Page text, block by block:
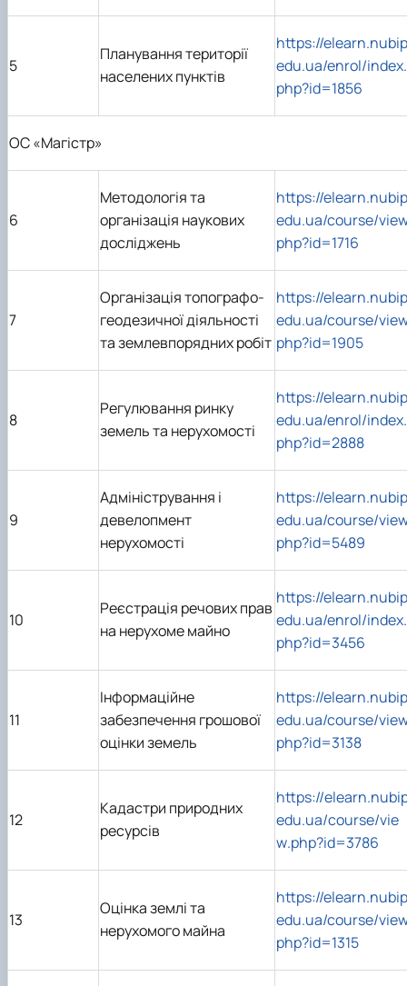
5
Планування території
населених пунктів
https://
edu.ua/enrol/index.
php?id=1856
ОС «Магістр»
6
Методологія та
організація наукових
досліджень
https://
edu.ua/course/
php?id=1716
7
Організація топографо-
геодезичної діяльності
та землевпорядних робіт
https://
edu.ua/course/
php?id=1905
8
Регулювання ринку
земель та нерухомості
https://
edu.ua/enrol/index.
php?id=2888
9
Адміністрування і
девелопмент
нерухомості
https://
edu.ua/course/
php?id=5489
10
Реєстрація речових прав
на нерухоме майно
https://
edu.ua/enrol/index.
php?id=3456
11
Інформаційне
забезпечення грошової
оцінки земель
https://
edu.ua/course/
php?id=3138
12
Кадастри природних
ресурсів
https://elearn.
edu.ua/course/vie
w.php?id=3786
13
Оцінка землі та
нерухомого майна
https://
edu.ua/course/
php?id=1315